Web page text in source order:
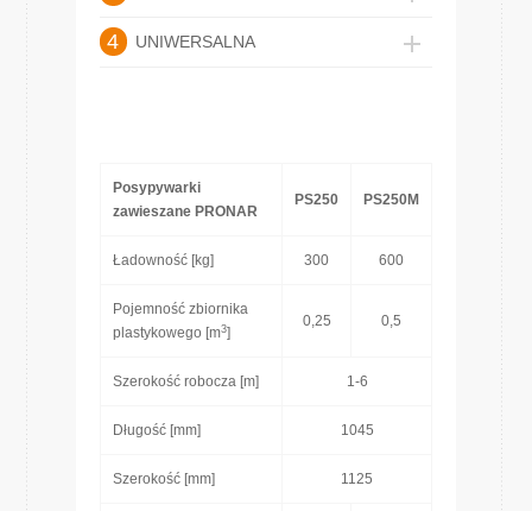
4 UNIWERSALNA
Posypywarki
zawieszane PRONAR
PS250 PS250M
Ładowność [kg] 300 600
Pojemność zbiornika
plastykowego [m3]
0,25 0,5
Szerokość robocza [m] 1-6
Długość [mm] 1045
Szerokość [mm] 1125